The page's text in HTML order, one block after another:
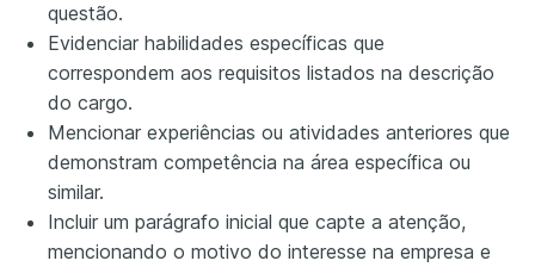
questão.
Evidenciar habilidades específicas que
correspondem aos requisitos listados na descrição
do cargo.
Mencionar experiências ou atividades anteriores que
demonstram competência na área específica ou
similar.
Incluir um parágrafo inicial que capte a atenção,
mencionando o motivo do interesse na empresa e